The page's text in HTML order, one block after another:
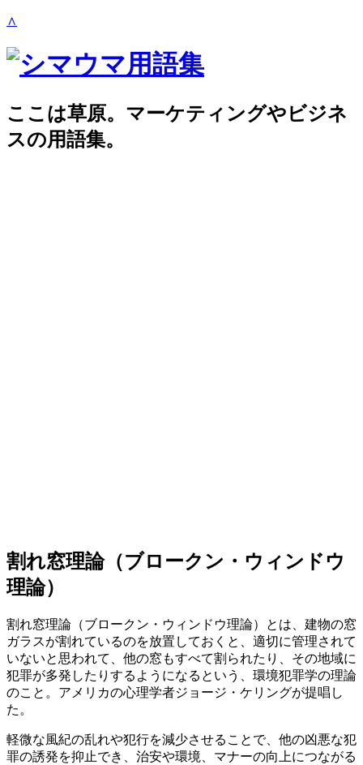
∧
ここは草原。マーケティングやビジネ
スの用語集。
割れ窓理論（ブロークン・ウィンドウ
理論）
割れ窓理論（ブロークン・ウィンドウ理論）とは、建物の窓
ガラスが割れているのを放置しておくと、適切に管理されて
いないと思われて、他の窓もすべて割られたり、その地域に
犯罪が多発したりするようになるという、環境犯罪学の理論
のこと。アメリカの心理学者ジョージ・ケリングが提唱し
た。
軽微な風紀の乱れや犯行を減少させることで、他の凶悪な犯
罪の誘発を抑止でき、治安や環境、マナーの向上につながる